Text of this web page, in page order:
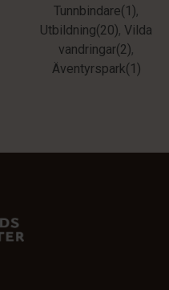
Tunnbindare(1),
Utbildning(20), Vilda
vandringar(2),
Äventyrspark(1)